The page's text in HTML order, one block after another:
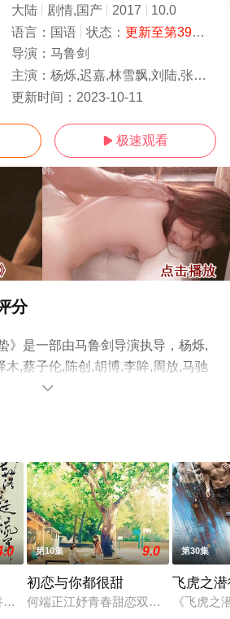
大陆 剧情,国产 2017
10.0
语言： 国语 状态： 更新至第39集
导演： 马鲁剑
主演： 杨烁,迟嘉,林雪飘,刘陆,张译木,蔡子伦,陈创,胡博,李眸,周放,马驰
更新时间： 2023-10-11
 极速观看
分
》是一部由马鲁剑导演执导，杨烁,
木,蔡子伦,陈创,胡博,李眸,周放,马驰
电视剧，大结局剧情已揭晓（1-40
提前免费观看，更多剧情信息可移

述了大清第一才女年姝媛与四阿哥以及
第10集 9.0
初恋与你都很甜
何端正江妤青春甜恋双向奔赴，土狗
第30集
飞虎之
《飞虎